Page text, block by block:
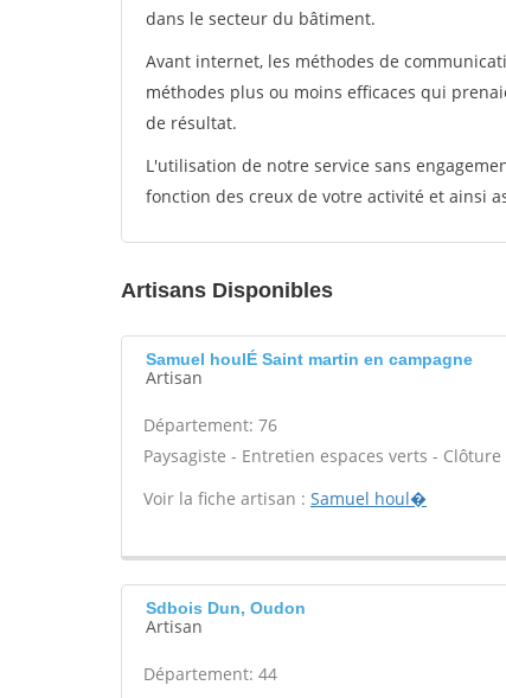
dans le secteur du bâtiment.
Avant internet, les méthodes de
méthodes plus ou moins efficaces qui
de résultat.
L'utilisation de notre service sans
fonction des creux de votre activité et ainsi
Artisans Disponibles
Samuel houlÉ Saint martin en campagne
Artisan
Département: 76
Paysagiste - Entretien espaces verts -
Voir la fiche artisan : Samuel houl�
Sdbois Dun, Oudon
Artisan
Département: 44